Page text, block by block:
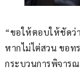
“ขอให้ตอบให้ชัดว่
หากไม่ไต่สวน ขอท
กระบวนการพิจาร